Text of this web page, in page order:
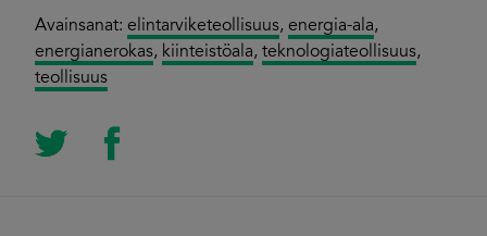
Avainsanat: elintarviketeollisuus, energia-ala,
energianerokas, kiinteistöala, teknologiateollisuus,
teollisuus